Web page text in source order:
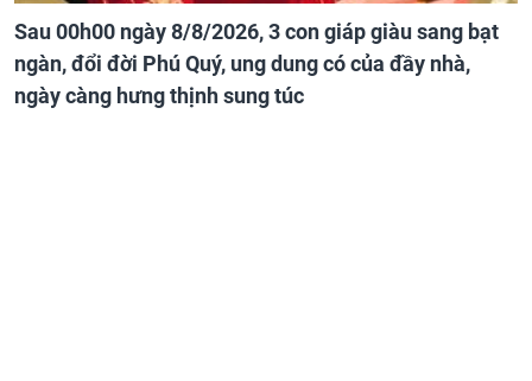
Sau 00h00 ngày 8/8/2026, 3 con giáp giàu sang bạt
ngàn, đổi đời Phú Quý, ung dung có của đầy nhà,
ngày càng hưng thịnh sung túc